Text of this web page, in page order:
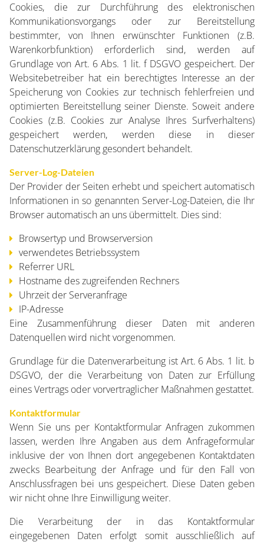
START
Cookies, die zur Durchführung des elektronischen
Kommunikationsvorgangs oder zur Bereitstellung
bestimmter, von Ihnen erwünschter Funktionen (z.B.
Warenkorbfunktion) erforderlich sind, werden auf
Grundlage von Art. 6 Abs. 1 lit. f DSGVO gespeichert. Der
Websitebetreiber hat ein berechtigtes Interesse an der
Speicherung von Cookies zur technisch fehlerfreien und
optimierten Bereitstellung seiner Dienste. Soweit andere
Cookies (z.B. Cookies zur Analyse Ihres Surfverhaltens)
gespeichert werden, werden diese in dieser
Datenschutzerklärung gesondert behandelt.
Server-Log-Dateien
Der Provider der Seiten erhebt und speichert automatisch
Informationen in so genannten Server-Log-Dateien, die Ihr
Browser automatisch an uns übermittelt. Dies sind:
Browsertyp und Browserversion
verwendetes Betriebssystem
Referrer URL
Hostname des zugreifenden Rechners
Uhrzeit der Serveranfrage
IP-Adresse
Eine Zusammenführung dieser Daten mit anderen
Datenquellen wird nicht vorgenommen.
Grundlage für die Datenverarbeitung ist Art. 6 Abs. 1 lit. b
DSGVO, der die Verarbeitung von Daten zur Erfüllung
eines Vertrags oder vorvertraglicher Maßnahmen gestattet.
Kontaktformular
Wenn Sie uns per Kontaktformular Anfragen zukommen
lassen, werden Ihre Angaben aus dem Anfrageformular
inklusive der von Ihnen dort angegebenen Kontaktdaten
zwecks Bearbeitung der Anfrage und für den Fall von
Anschlussfragen bei uns gespeichert. Diese Daten geben
wir nicht ohne Ihre Einwilligung weiter.
Die Verarbeitung der in das Kontaktformular
eingegebenen Daten erfolgt somit ausschließlich auf